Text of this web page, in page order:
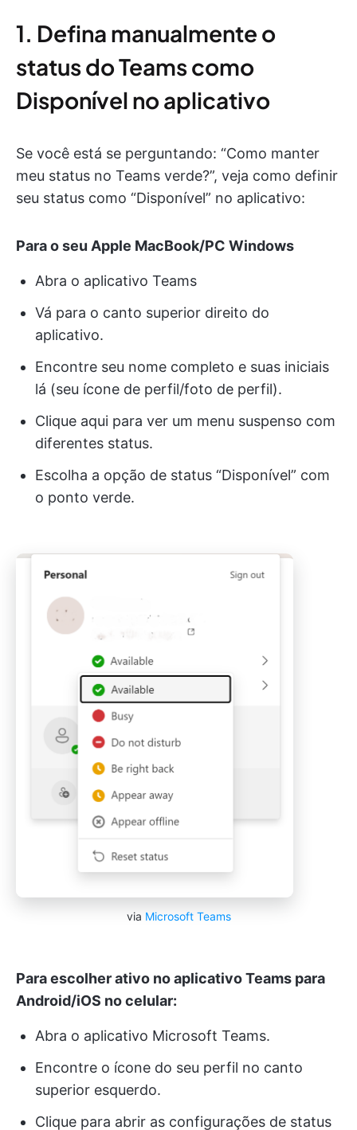
1. Defina manualmente o
status do Teams como
Disponível no aplicativo
Se você está se perguntando: “Como manter
meu status no Teams verde?”, veja como definir
seu status como “Disponível” no aplicativo:
Para o seu Apple MacBook/PC Windows
Abra o aplicativo Teams
Vá para o canto superior direito do
aplicativo.
Encontre seu nome completo e suas iniciais
lá (seu ícone de perfil/foto de perfil).
Clique aqui para ver um menu suspenso com
diferentes status.
Escolha a opção de status “Disponível” com
o ponto verde.
via Microsoft Teams
Para escolher ativo no aplicativo Teams para
Android/iOS no celular:
Abra o aplicativo Microsoft Teams.
Encontre o ícone do seu perfil no canto
superior esquerdo.
Clique para abrir as configurações de status